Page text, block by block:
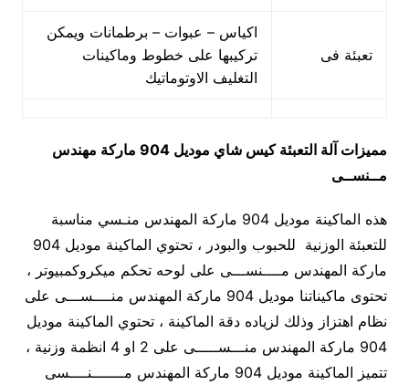
تعبئة فى
اكياس – عبوات – برطمانات ويمكن
تركيبها على خطوط وماكينات
التغليف الاوتوماتيك
مميزات آلة التعبئة كيس شاي
موديل 904 ماركة مهندس
مــنســى
هذه الماكينة موديل 904 ماركة المهندس منـسي مناسبة
للتعبئة الوزنية للحبوب والبودر ، تحتوي الماكينة موديل 904
ماركة المهندس مــــنســـى على لوحه تحكم ميكروكمبيوتر ،
تحتوى ماكيناتنا موديل 904 ماركة المهندس منــــســـى على
نظام اهتزاز وذلك لزياده دقة الماكينة ، تحتوي الماكينة موديل
904 ماركة المهندس منـــســـــى على 2 او 4 انظمة وزنية ،
تتميز الماكينة موديل 904 ماركة المهندس مـــــــنــــسى